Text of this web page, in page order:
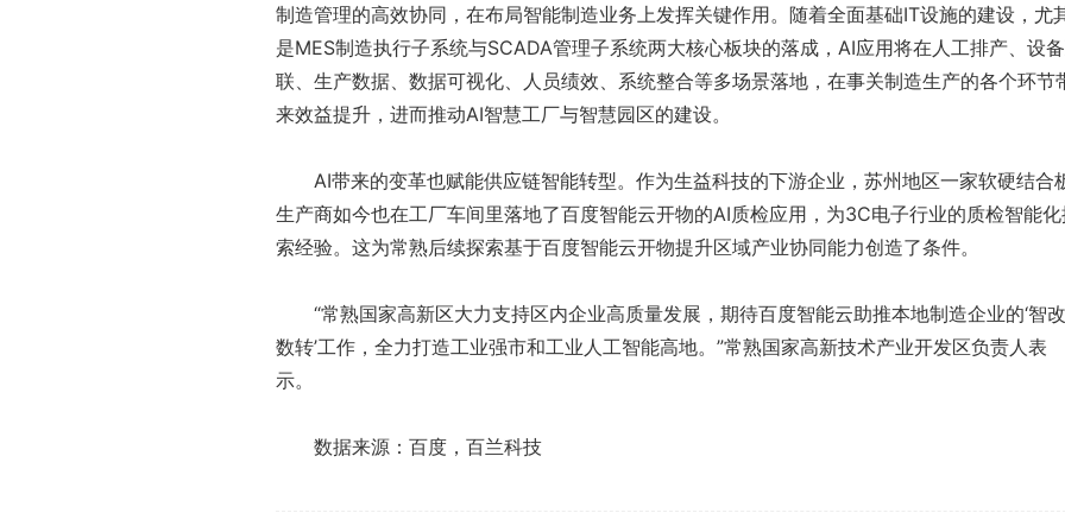
制造管理的高效协同，在布局智能制造业务上发挥关键作用。随着全面基础IT设施的建设，尤
是MES制造执行子系统与SCADA管理子系统两大核心板块的落成，AI应用将在人工排产、设
联、生产数据、数据可视化、人员绩效、系统整合等多场景落地，在事关制造生产的各个环节
来效益提升，进而推动AI智慧工厂与智慧园区的建设。
AI带来的变革也赋能供应链智能转型。作为生益科技的下游企业，苏州地区一家软硬结合
生产商如今也在工厂车间里落地了百度智能云开物的AI质检应用，为3C电子行业的质检智能
索经验。这为常熟后续探索基于百度智能云开物提升区域产业协同能力创造了条件。
“常熟国家高新区大力支持区内企业高质量发展，期待百度智能云助推本地制造企业的‘智改
数转’工作，全力打造工业强市和工业人工智能高地。”常熟国家高新技术产业开发区负责人表
示。
数据来源：百度，百兰科技